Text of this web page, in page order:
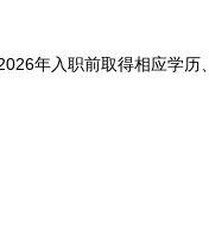
年入职前取得相应学历